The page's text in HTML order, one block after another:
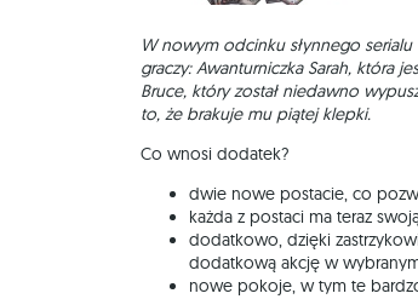
W nowym odcinku słynnego
graczy: Awanturniczka Sarah, która
Bruce, który został niedawno
to, że brakuje mu piątej klepki.
Co wnosi dodatek?
dwie nowe postacie, co
każda z postaci ma teraz
dodatkowo, dzięki
dodatkową akcję w
nowe pokoje, w tym te